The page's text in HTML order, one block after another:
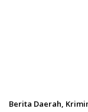
Berita Daerah,